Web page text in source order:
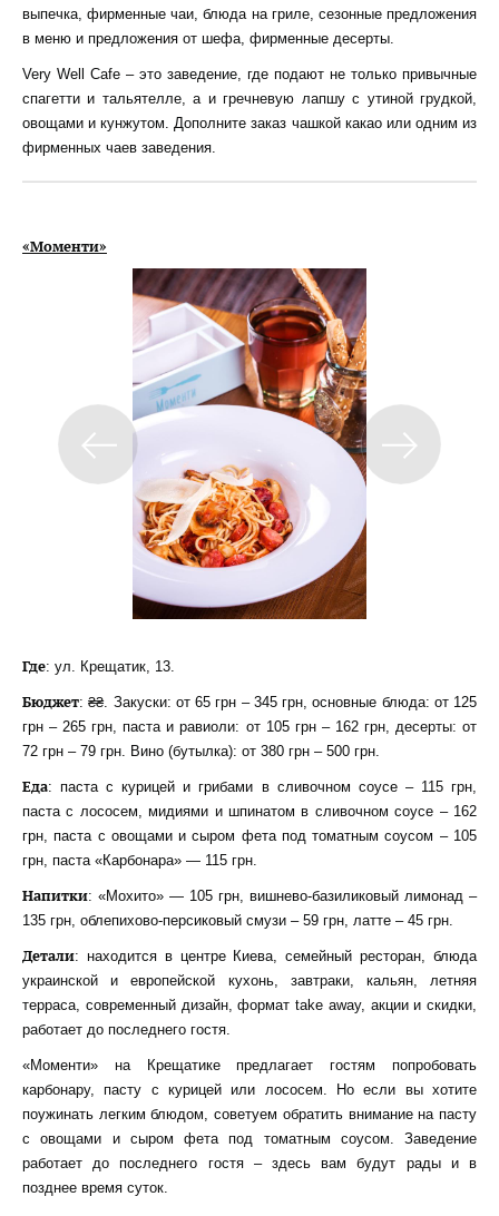
выпечка, фирменные чаи, блюда на гриле, сезонные предложения
в меню и предложения от шефа, фирменные десерты.
Very Well Cafe – это заведение, где подают не только привычные
спагетти и тальятелле, а и гречневую лапшу с утиной грудкой,
овощами и кунжутом. Дополните заказ чашкой какао или одним из
фирменных чаев заведения.
«Моменти»
Где: ул. Крещатик, 13.
Бюджет: ₴₴. Закуски: от 65 грн – 345 грн, основные блюда: от 125
грн – 265 грн, паста и равиоли: от 105 грн – 162 грн, десерты: от
72 грн – 79 грн. Вино (бутылка): от 380 грн – 500 грн.
Еда: паста с курицей и грибами в сливочном соусе – 115 грн,
паста с лососем, мидиями и шпинатом в сливочном соусе – 162
грн, паста с овощами и сыром фета под томатным соусом – 105
грн, паста «Карбонара» — 115 грн.
Напитки: «Мохито» — 105 грн, вишнево-базиликовый лимонад –
135 грн, облепихово-персиковый смузи – 59 грн, латте – 45 грн.
Детали: находится в центре Киева, семейный ресторан, блюда
украинской и европейской кухонь, завтраки, кальян, летняя
терраса, современный дизайн, формат take away, акции и скидки,
работает до последнего гостя.
«Моменти» на Крещатике предлагает гостям попробовать
карбонару, пасту с курицей или лососем. Но если вы хотите
поужинать легким блюдом, советуем обратить внимание на пасту
с овощами и сыром фета под томатным соусом. Заведение
работает до последнего гостя – здесь вам будут рады и в
позднее время суток.